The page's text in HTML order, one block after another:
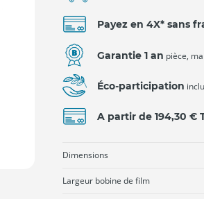
Payez en 4X* sans
Garantie 1 an pièce,
Éco-participation
A partir de 194,30 €
Dimensions
Largeur bobine de film